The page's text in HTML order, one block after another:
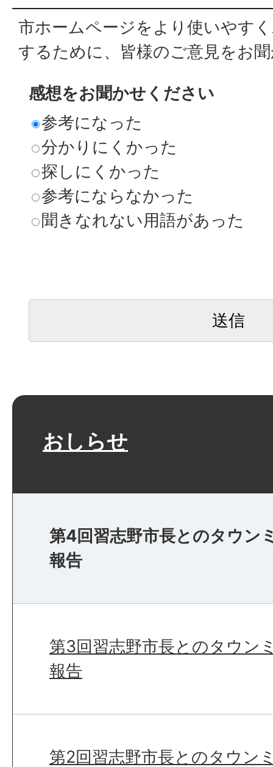
市ホームページをより使いやす
するために、皆様のご意見をお
感想をお聞かせください
参考になった
分かりにくかった
探しにくかった
参考にならなかった
聞きなれない用語があった
おしらせ
第4回習志野市長とのタウン
報告
第3回習志野市長とのタウン
報告
第2回習志野市長とのタウン